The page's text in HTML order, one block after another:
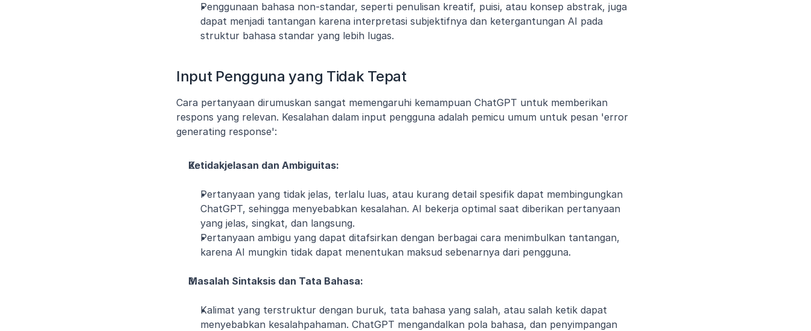
Penggunaan bahasa non-standar, seperti penulisan kreatif, puisi, atau konsep abstrak, juga
dapat menjadi tantangan karena interpretasi subjektifnya dan ketergantungan AI pada
struktur bahasa standar yang lebih lugas.
Input Pengguna yang Tidak Tepat
Cara pertanyaan dirumuskan sangat memengaruhi kemampuan ChatGPT untuk memberikan
respons yang relevan. Kesalahan dalam input pengguna adalah pemicu umum untuk pesan 'error
generating response':
Ketidakjelasan dan Ambiguitas:
Pertanyaan yang tidak jelas, terlalu luas, atau kurang detail spesifik dapat membingungkan
ChatGPT, sehingga menyebabkan kesalahan. AI bekerja optimal saat diberikan pertanyaan
yang jelas, singkat, dan langsung.
Pertanyaan ambigu yang dapat ditafsirkan dengan berbagai cara menimbulkan tantangan,
karena AI mungkin tidak dapat menentukan maksud sebenarnya dari pengguna.
Masalah Sintaksis dan Tata Bahasa:
Kalimat yang terstruktur dengan buruk, tata bahasa yang salah, atau salah ketik dapat
menyebabkan kesalahpahaman. ChatGPT mengandalkan pola bahasa, dan penyimpangan